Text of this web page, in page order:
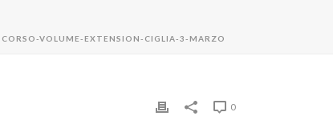
VOLUME-EXTENSION-CIGLIA-3-MARZO
0